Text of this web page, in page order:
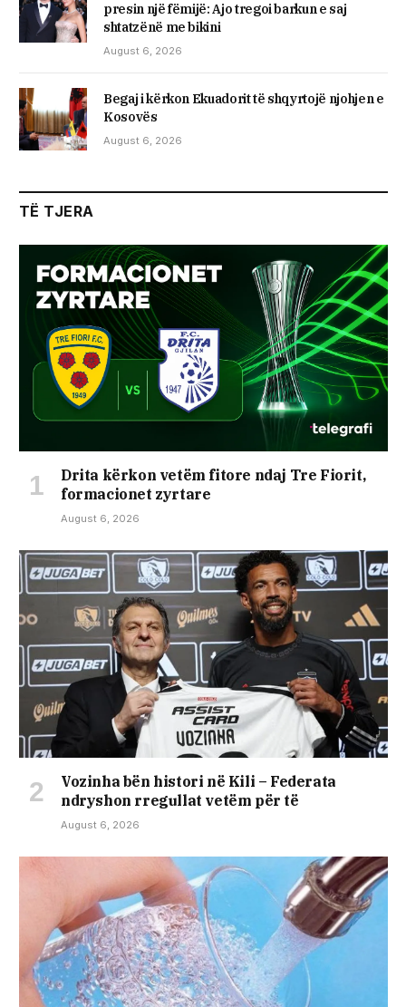
presin një fëmijë: Ajo tregoi barkun e saj
shtatzënë me bikini
August 6, 2026
Begaj i kërkon Ekuadorit të shqyrtojë njohjen e
Kosovës
August 6, 2026
TË TJERA
Drita kërkon vetëm fitore ndaj Tre Fiorit,
formacionet zyrtare
August 6, 2026
Vozinha bën histori në Kili – Federata
ndryshon rregullat vetëm për të
August 6, 2026